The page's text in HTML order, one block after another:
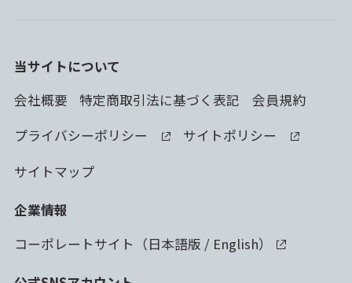
当サイトについて
会社概要
特定商取引法に基づく表記
会員規約
プライバシーポリシー
サイトポリシー
サイトマップ
企業情報
コーポレートサイト（日本語版 / English）